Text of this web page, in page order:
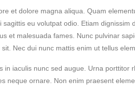
et dolore magna aliqua. Quam
eu volutpat odio. Etiam
et malesuada fames. Nunc pulvinar
Nec dui nunc mattis enim ut tellus
iaculis nunc sed augue. Urna
ornare. Non enim praesent